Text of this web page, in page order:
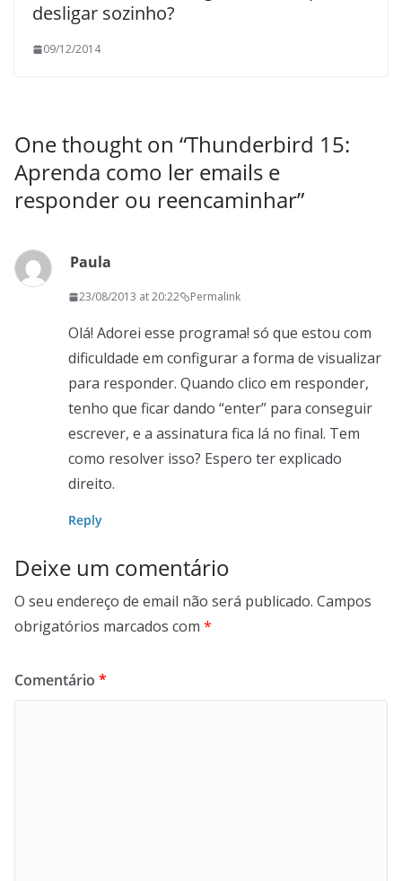
desligar sozinho?
09/12/2014
One thought on “Thunderbird 15:
Aprenda como ler emails e
responder ou reencaminhar”
Paula
23/08/2013 at 20:22 Permalink
Olá! Adorei esse programa! só que estou com
dificuldade em configurar a forma de visualizar
para responder. Quando clico em responder,
tenho que ficar dando “enter” para conseguir
escrever, e a assinatura fica lá no final. Tem
como resolver isso? Espero ter explicado
direito.
Reply
Deixe um comentário
O seu endereço de email não será publicado. Campos
obrigatórios marcados com *
Comentário *